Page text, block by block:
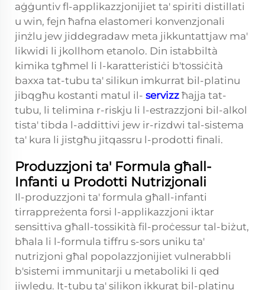
aġġuntiv fl-applikazzjonijiet ta' spiriti distillati
u win, fejn ħafna elastomeri konvenzjonali
jinżlu jew jiddegradaw meta jikkuntattjaw ma'
likwidi li jkollhom etanolo. Din istabbiltà
kimika tgħmel li l-karatteristiċi b'tossiċità
baxxa tat-tubu ta' silikun imkurrat bil-platinu
jibqgħu kostanti matul il- servizz ħajja tat-
tubu, li telimina r-riskju li l-estrazzjoni bil-alkol
tista' tibda l-addittivi jew ir-rizdwi tal-sistema
ta' kura li jistgħu jitqassru l-prodotti finali.
Produzzjoni ta' Formula għall-
Infanti u Prodotti Nutrizjonali
Il-produzzjoni ta' formula għall-infanti
tirrappreżenta forsi l-applikazzjoni iktar
sensittiva għall-tossikità fil-proċessur tal-biżut,
bħala li l-formula tiffru s-sors uniku ta'
nutrizjoni għal popolazzjonijiet vulnerabbli
b'sistemi immunitarji u metaboliki li qed
jiwledu. It-tubu ta' silikon ikkurat bil-platinu